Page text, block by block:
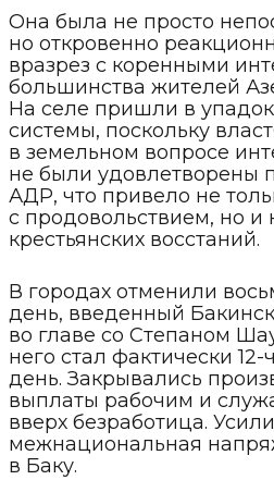
Она была не просто
но откровенно
вразрез с коренными
большинства жителей
На селе пришли в
системы, поскольку
в земельном вопросе
не были удовлетворены
АДР, что привело не
с продовольствием, но и
крестьянских восстаний.
В городах отменили
день, введенный
во главе со Степаном
него стал фактически
день. Закрывались
выплаты рабочим и
вверх безработица.
межнациональная
в Баку.